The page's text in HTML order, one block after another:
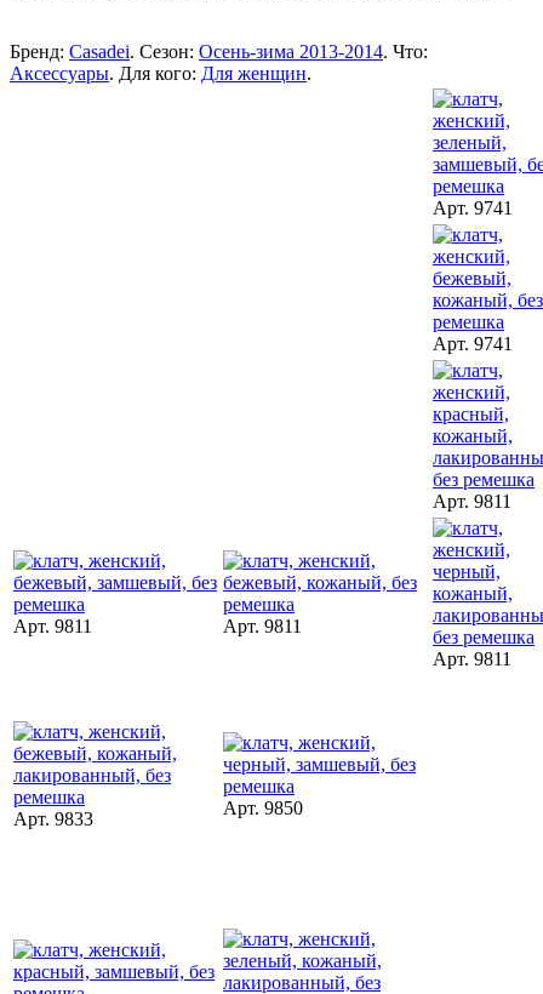
Бренд: Casadei. Сезон: Осень-зима 2013-2014. Что:
Аксессуары. Для кого: Для женщин.
Арт. 9741
Арт. 9741
Арт. 9811
Арт. 9811
Арт. 9811
Арт. 9811
Арт. 9833
Арт. 9850